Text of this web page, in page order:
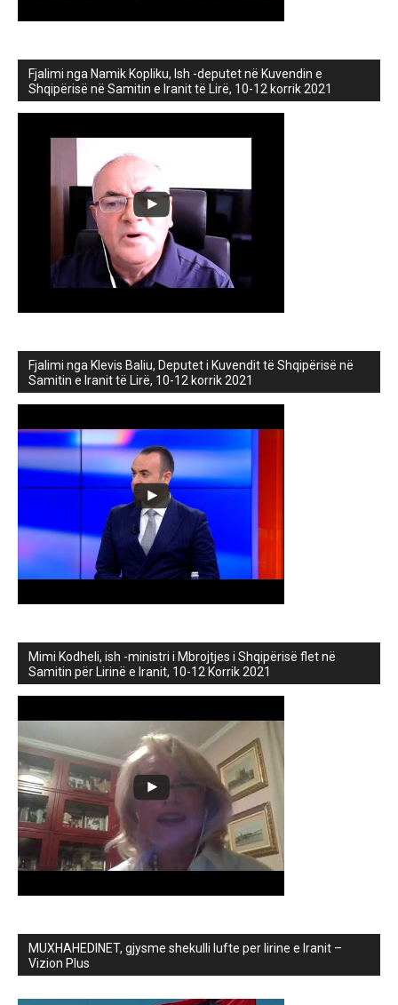
Fjalimi nga Namik Kopliku, Ish -deputet në Kuvendin e
Shqipërisë në Samitin e Iranit të Lirë, 10-12 korrik 2021
Fjalimi nga Klevis Baliu, Deputet i Kuvendit të Shqipërisë në
Samitin e Iranit të Lirë, 10-12 korrik 2021
Mimi Kodheli, ish -ministri i Mbrojtjes i Shqipërisë flet në
Samitin për Lirinë e Iranit, 10-12 Korrik 2021
MUXHAHEDINET, gjysme shekulli lufte per lirine e Iranit –
Vizion Plus